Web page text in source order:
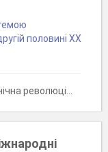
половині XX
революція - це